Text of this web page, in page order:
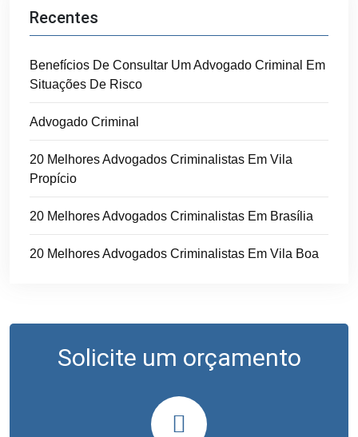
Recentes
Benefícios De Consultar Um Advogado Criminal Em
Situações De Risco
Advogado Criminal
20 Melhores Advogados Criminalistas Em Vila
Propício
20 Melhores Advogados Criminalistas Em Brasília
20 Melhores Advogados Criminalistas Em Vila Boa
Solicite um orçamento